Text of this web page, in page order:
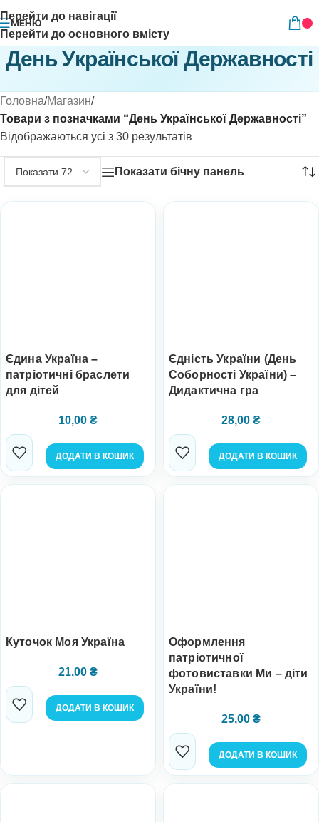
Перейти до навігації
Перейти до основного вмісту
МЕНЮ
День Української Державності
Головна/Магазин/
Товари з позначками “День Української Державності”
Відображаються усі з 30 результатів
Показати бічну панель
Єдина Україна –
патріотичні браслети
для дітей
10,00 ₴
ДОДАТИ В КОШИК
Єдність України (День
Соборності України) –
Дидактична гра
28,00 ₴
ДОДАТИ В КОШИК
Куточок Моя Україна
21,00 ₴
ДОДАТИ В КОШИК
Оформлення
патріотичної
фотовиставки Ми – діти
України!
25,00 ₴
ДОДАТИ В КОШИК